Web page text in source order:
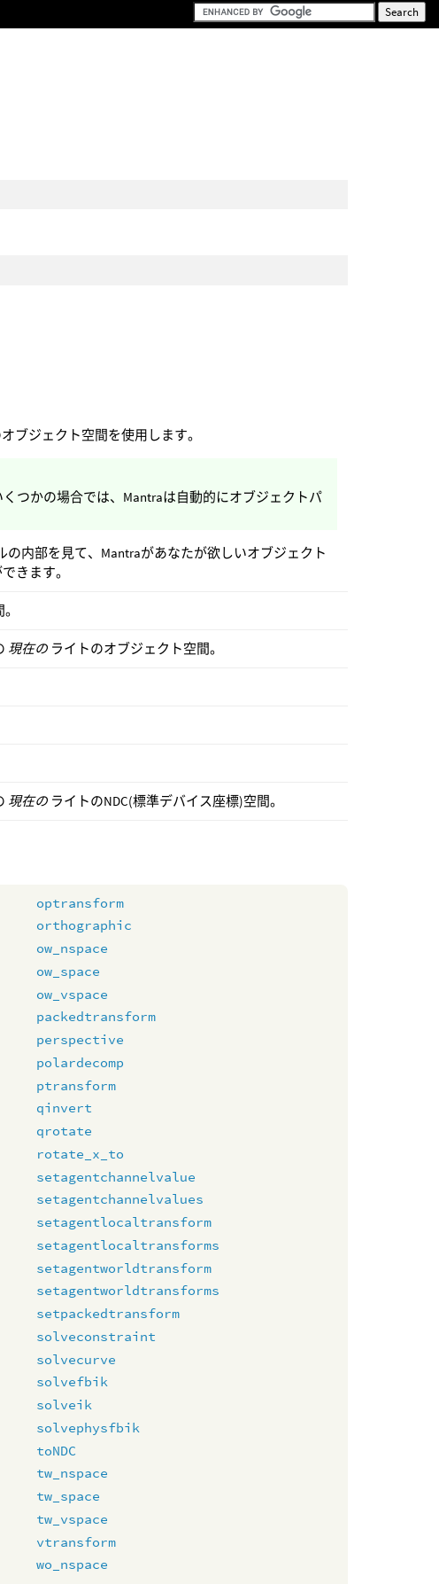
ブジェクト空間を使用します。
つかの場合では、Mantraは自動的にオブジェクトパ
内部を見て、Mantraがあなたが欲しいオブジェクト
きます。
現在の ライトのオブジェクト空間。
現在の ライトのNDC(標準デバイス座標)空間。
optransform
orthographic
ow_nspace
ow_space
ow_vspace
packedtransform
perspective
polardecomp
ptransform
qinvert
qrotate
rotate_x_to
setagentchannelvalue
setagentchannelvalues
setagentlocaltransform
setagentlocaltransforms
setagentworldtransform
setagentworldtransforms
setpackedtransform
solveconstraint
solvecurve
solvefbik
solveik
solvephysfbik
toNDC
tw_nspace
tw_space
tw_vspace
vtransform
wo_nspace